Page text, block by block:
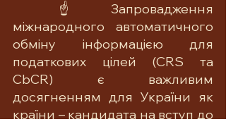
☝️Запровадження
міжнародного автоматичного
обміну інформацією для
податкових цілей (CRS та
CbCR) є важливим
досягненням для України як
країни – кандидата на вступ до